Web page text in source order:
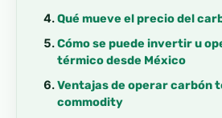
Qué mueve el precio del
Cómo se puede invertir u
térmico desde México
Ventajas de operar carbón
commodity